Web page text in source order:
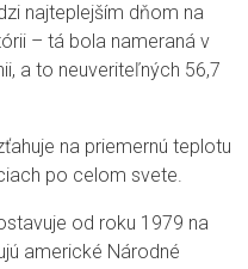
najteplejším dňom na
– tá bola nameraná v
a to neuveriteľných 56,7
na priemernú teplotu
po celom svete.
od roku 1979 na
americké Národné